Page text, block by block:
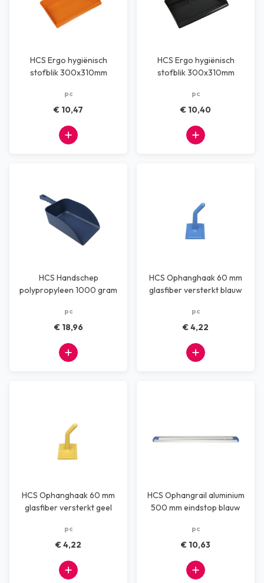
HCS Ergo hygiënisch
stofblik 300x310mm
pc
€ 10,47
HCS Ergo hygiënisch
stofblik 300x310mm
pc
€ 10,40
HCS Handschep
polypropyleen 1000 gram
pc
€ 18,96
HCS Ophanghaak 60 mm
glasfiber versterkt blauw
pc
€ 4,22
HCS Ophanghaak 60 mm
glasfiber versterkt geel
pc
€ 4,22
HCS Ophangrail aluminium
500 mm eindstop blauw
pc
€ 10,63